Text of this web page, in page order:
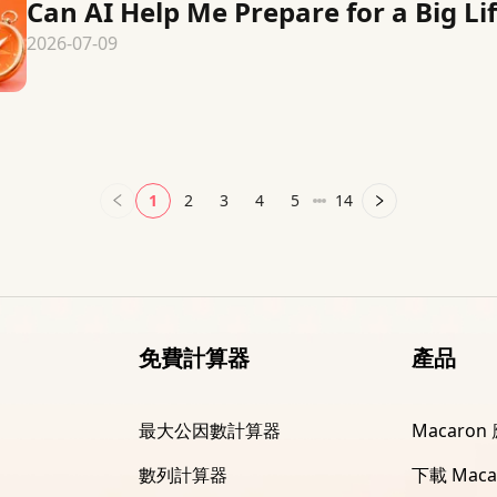
Can AI Help Me Prepare for a Big
2026-07-09
1 2 3 4 5 14
免費計算器
最大公因數計算器
數列計算器
產品
Macaron
下載